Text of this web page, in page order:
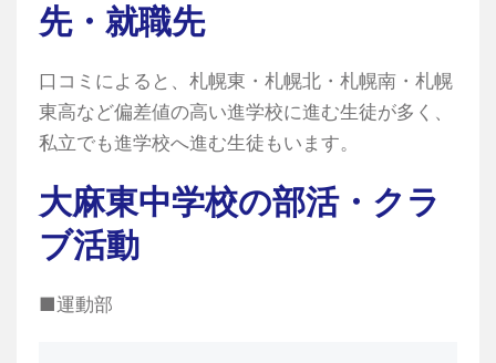
先・就職先
口コミによると、札幌東・札幌北・札幌南・札幌
東高など偏差値の高い進学校に進む生徒が多く、
私立でも進学校へ進む生徒もいます。
大麻東中学校の部活・クラ
ブ活動
■運動部